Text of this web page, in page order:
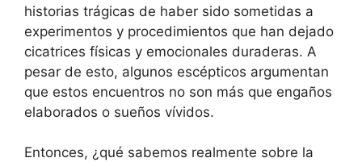
historias trágicas de haber sido sometidas a
experimentos y procedimientos que han dejado
cicatrices físicas y emocionales duraderas. A
pesar de esto, algunos escépticos argumentan
que estos encuentros no son más que engaños
elaborados o sueños vívidos.
Entonces, ¿qué sabemos realmente sobre la